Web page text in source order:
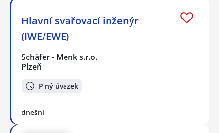
Hlavní svařovací inženýr
(IWE/EWE)
Schäfer - Menk s.r.o.
Plzeň
Plný úvazek
dnešní